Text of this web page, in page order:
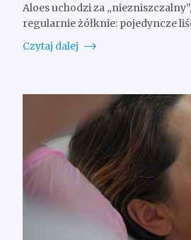
Aloes uchodzi za
regularnie żółknie: pojedyncze
Czytaj dalej